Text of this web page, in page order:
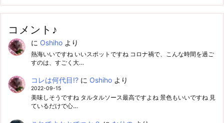
コメント♪
に Oshihoより
熱海いいですね いいスポットですね コロナ禍で、こんな時間を過ご
すのは、すごく大…
コレは何代目!?に Oshihoより
2022-09-15
美味しそうですね タルタルソース最高ですよね 景色もいいですね 見
ているだけで心…